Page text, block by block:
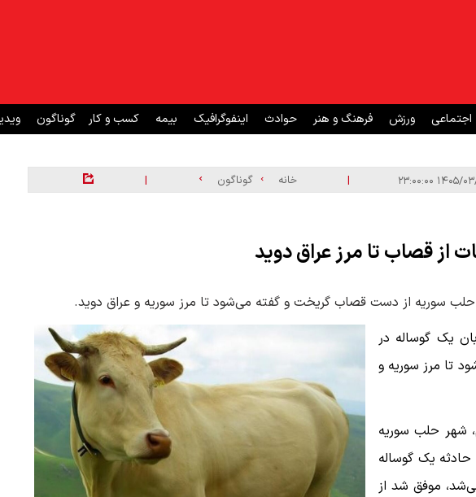
اجتماعی ورزش فرهنگ و هنر حوادث اینفوگرافیک بیمه کسب و کار گوناگون
| خانه گوناگون |
از قصاب تا مرز عراق دوید
حلب سوریه از دست قصاب گریخت و گفته می‌شود تا مرز سوریه و عراق دوید.
یک گوساله در
تا مرز سوریه و
شهر حلب سوریه
یک گوساله
موفق شد از